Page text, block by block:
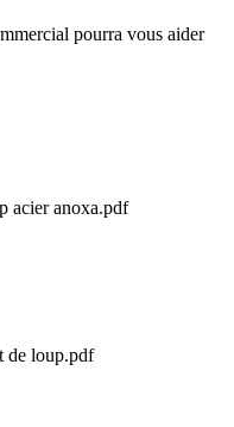
pourra vous aider
acier anoxa.pdf
de loup.pdf